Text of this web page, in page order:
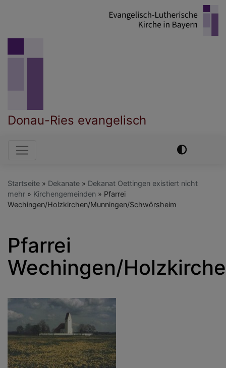
Donau-Ries evangelisch
Hauptnavigation
Startseite Dekanate
Dekanat Oettingen existiert nicht
mehr
Kirchengemeinden
Pfarrei
Wechingen/Holzkirchen/Munningen/Schwörsheim
Pfarrei
Wechingen/